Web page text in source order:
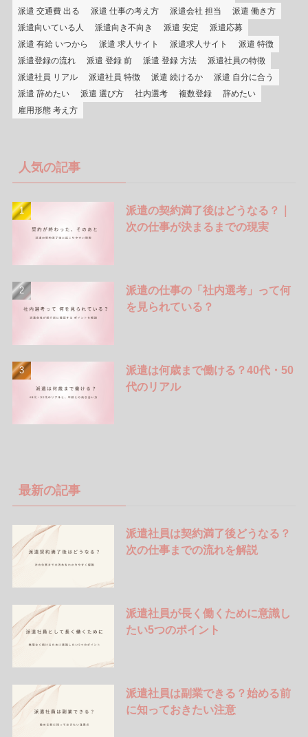
派遣 交通費 出る
派遣 仕事の考え方 派遣会社 担当
派遣 働き方
派遣向いている人
派遣向き不向き 派遣 安定
派遣応募
派遣 有給 いつから
派遣 求人サイト 派遣求人サイト
派遣 特徴
派遣登録の流れ
派遣 登録 前 派遣 登録 方法
派遣社員の特徴
派遣社員 リアル
派遣社員 特徴 派遣 続けるか
派遣 自分に合う
派遣 辞めたい
派遣 選び方 社内選考 複数登録
辞めたい
雇用形態 考え方
人気の記事
派遣の契約満了後はどうなる？｜
次の仕事が決まるまでの現実
派遣の仕事の「社内選考」って何
を見られている？
派遣は何歳まで働ける？40代・50
代のリアル
最新の記事
派遣社員は契約満了後どうなる？
次の仕事までの流れを解説
派遣社員が長く働くために意識し
たい5つのポイント
派遣社員は副業できる？始める前
に知っておきたい注意